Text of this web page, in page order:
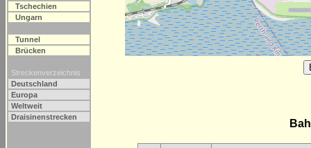
Tschechien
Ungarn
Tunnel
Brücken
Streckenverzeichnis
Deutschland
Europa
Weltweit
Draisinenstrecken